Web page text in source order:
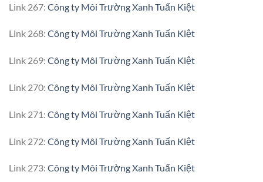
Link 267: Công ty Môi Trường Xanh Tuấn Kiệt
Link 268: Công ty Môi Trường Xanh Tuấn Kiệt
Link 269: Công ty Môi Trường Xanh Tuấn Kiệt
Link 270: Công ty Môi Trường Xanh Tuấn Kiệt
Link 271: Công ty Môi Trường Xanh Tuấn Kiệt
Link 272: Công ty Môi Trường Xanh Tuấn Kiệt
Link 273: Công ty Môi Trường Xanh Tuấn Kiệt